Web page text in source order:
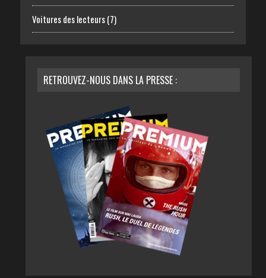
Voitures des lecteurs(7)
RETROUVEZ-NOUS DANS LA PRESSE :